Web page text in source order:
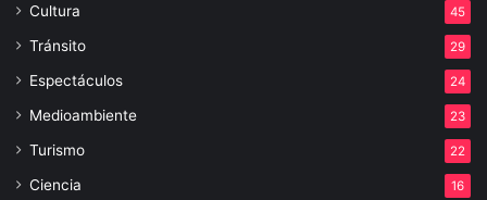
Cultura 45
Tránsito 29
Espectáculos 24
Medioambiente 23
Turismo 22
Ciencia 16